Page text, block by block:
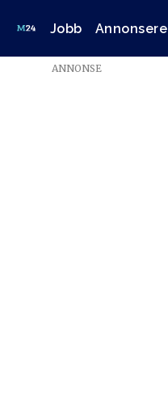
Jobb Annonsere
ANNONSE